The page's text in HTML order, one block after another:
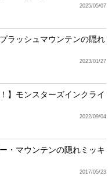
2025/05/07
ラッシュマウンテンの隠れ
2023/01/27
】モンスターズインクライ
2022/09/04
・マウンテンの隠れミッキ
2017/05/23